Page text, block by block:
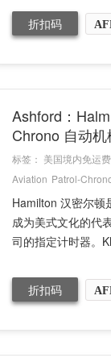
折扣码
Ashford：
Chrono 自动
标签： 美国境内免运费
Aviation Patrol-
Hamilton 汉密尔顿
成为美式文化的代
司的指定计时器。
折扣码